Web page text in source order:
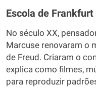
Escola de Frankfurt
No século XX,
Marcuse renovaram o
de Freud. Criaram o
explica como filmes,
para reproduzir